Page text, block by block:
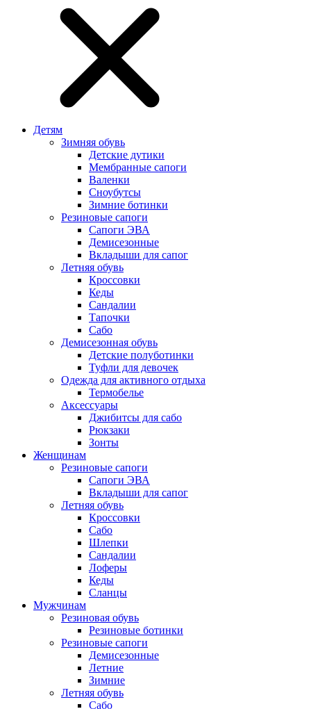
Детям
Зимняя обувь
Детские дутики
Мембранные сапоги
Валенки
Сноубутсы
Зимние ботинки
Резиновые сапоги
Сапоги ЭВА
Демисезонные
Вкладыши для сапог
Летняя обувь
Кроссовки
Кеды
Сандалии
Тапочки
Сабо
Демисезонная обувь
Детские полуботинки
Туфли для девочек
Одежда для активного отдыха
Термобелье
Аксессуары
Джибитсы для сабо
Рюкзаки
Зонты
Женщинам
Резиновые сапоги
Cапоги ЭВА
Вкладыши для сапог
Летняя обувь
Кроссовки
Сабо
Шлепки
Сандалии
Лоферы
Кеды
Сланцы
Мужчинам
Резиновая обувь
Резиновые ботинки
Резиновые сапоги
Демисезонные
Летние
Зимние
Летняя обувь
Сабо